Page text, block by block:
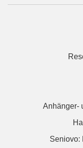
Anhänger-
Seniovo: